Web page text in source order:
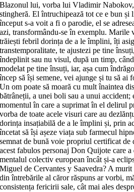
Blazonul lui, vorba lui Vladimir Nabokov,
stingheră. El întruchipează tot ce e bun și
început s-a voit a fi o parodie, el se
azi, transformându-se în exemplu. Marile
trăiești febril dorința de a le împlini, îți
transtemporalitate, te ajustezi pe tine
îndeplinit sau nu visul, după un timp,
modelat pe tine însuți, iar, așa cum
încep să își semene, vei ajunge și tu să ai
Un om poate să moară cu mult înaintea
bătrâneții, a unei boli sau a unui accident;
momentul în care a suprimat în el delirul
vorba de toate acele visuri care au
dorința insațiabilă de a le împlini și, prin
încetat să își așeze viața sub farmecul
semnat de bună voie propriul certificat de
acest fabulos personaj Don Quijote care
mentalul colectiv european încât și-a
Miguel de Cervantes y Saavedra? A
din întrebările al căror răspuns ar vorbi,
consistența fericirii sale, cât mai ales